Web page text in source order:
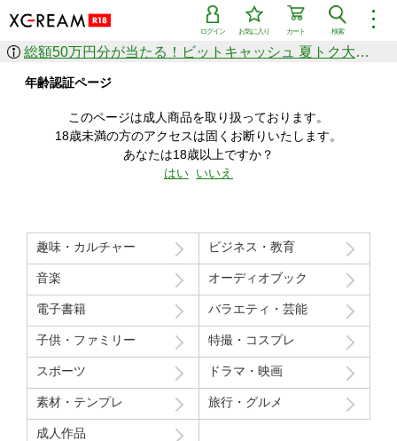
︙
検索
カート
お気に入り
ログイン
作品を探す
ジャンル
シリーズ
人気のセール中商品
新着セール中商品
すべての作品から探す
価格の安い順
価格の高い順
月間ランキング
年間ランキング
総額50万円分が当たる！ビットキャッシュ 夏トク大感謝祭
年齢認証ページ
このページは成人商品を取り扱っております。
18歳未満の方のアクセスは固くお断りいたします。
あなたは18歳以上ですか？
はい いいえ
趣味・カルチャー ビジネス・教育
音楽 オーディオブック
電子書籍 バラエティ・芸能
子供・ファミリー 特撮・コスプレ
スポーツ ドラマ・映画
素材・テンプレ 旅行・グルメ
成人作品